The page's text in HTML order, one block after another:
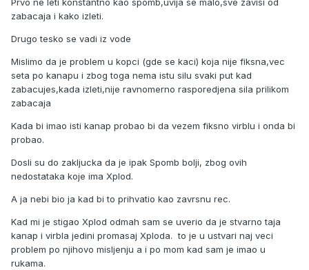
Prvo ne leti konstantno kao spomb,uvija se malo,sve zavisi od
zabacaja i kako izleti.
Drugo tesko se vadi iz vode
Mislimo da je problem u kopci (gde se kaci) koja nije fiksna,vec
seta po kanapu i zbog toga nema istu silu svaki put kad
zabacujes,kada izleti,nije ravnomerno rasporedjena sila prilikom
zabacaja
Kada bi imao isti kanap probao bi da vezem fiksno virblu i onda bi
probao.
Dosli su do zakljucka da je ipak Spomb bolji, zbog ovih
nedostataka koje ima Xplod.
A ja nebi bio ja kad bi to prihvatio kao zavrsnu rec.
Kad mi je stigao Xplod odmah sam se uverio da je stvarno taja
kanap i virbla jedini promasaj Xploda. to je u ustvari naj veci
problem po njihovo misljenju a i po mom kad sam je imao u
rukama.